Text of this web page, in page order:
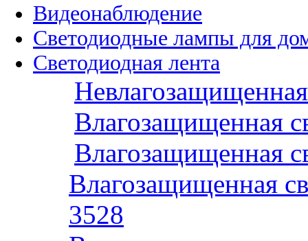
Видеонаблюдение
Светодиодные лампы для
Светодиодная лента
Влагозащищенная
Влагозащищенная
Влагозащищенная
3528